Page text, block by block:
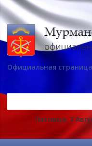
Официальная
Пятница, 7